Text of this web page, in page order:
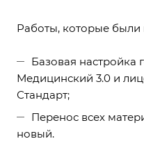
Работы, которые
Базовая настройка
Медицинский 3.0 и
Стандарт;
Перенос всех
новый.